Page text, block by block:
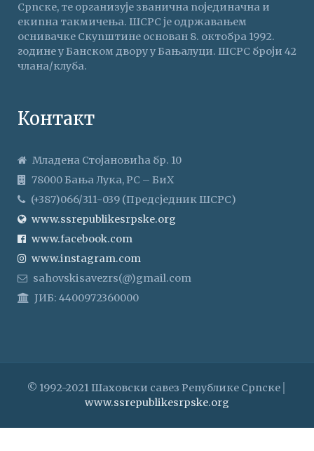
Српске, те организује званична појединачна и
екипна такмичења. ШСРС је одржавањем
оснивачке Скупштине основан 8. октобра 1992.
године у Банском двору у Бањалуци. ШСРС броји 42
члана/клуба.
Контакт
Младена Стојановића бр. 10
78000 Бања Лука, РС – БиХ
(+387)066/311-039 (Предсједник ШСРС)
www.ssrepublikesrpske.org
www.facebook.com
www.instagram.com
sahovskisavezrs(@)gmail.com
ЈИБ: 4400972360000
© 1992-2021 Шаховски савез Републике Српске│
www.ssrepublikesrpske.org